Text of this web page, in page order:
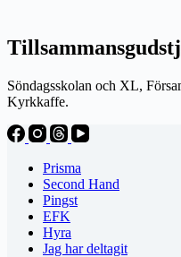
Söndagsskolan och XL,
Kyrkkaffe.
Prisma
Second Hand
Pingst
EFK
Hyra
Jag har deltagit